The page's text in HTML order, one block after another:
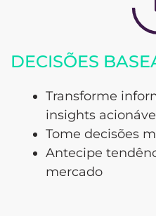
DECISÕES
Transforme
insights
Tome decisões
Antecipe
mercado